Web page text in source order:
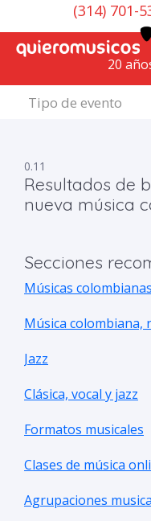
(314) 701-
20
Tipo de evento
0.11
Resultados de
nueva música
Secciones
Músicas colombianas
Música colombiana,
Jazz
Clásica, vocal y jazz
Formatos musicales
Clases de música
Agrupaciones